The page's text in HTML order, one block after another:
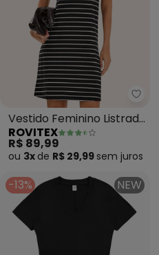
Vestido Feminino Listrado
(Preto)
ROVITEX
R$ 89,99
ou 3x de R$ 29,99 sem juros
-13% NEW